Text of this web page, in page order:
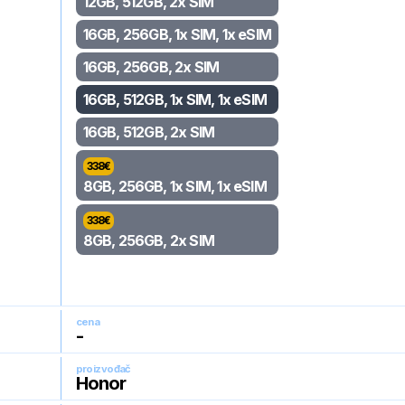
16GB, 256GB, 1x SIM, 1x eSIM
16GB, 256GB, 2x SIM
16GB, 512GB, 1x SIM, 1x eSIM
16GB, 512GB, 2x SIM
338€
8GB, 256GB, 1x SIM, 1x eSIM
338€
8GB, 256GB, 2x SIM
cena
-
proizvođač
Honor